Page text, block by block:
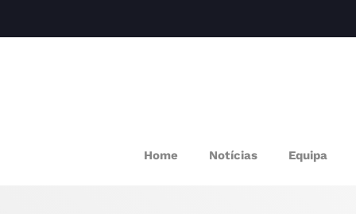
Home Notícias Equipa